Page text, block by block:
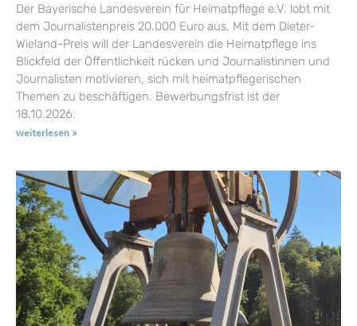
Der Bayerische Landesverein für Heimatpflege e.V. lobt mit
dem Journalistenpreis 20.000 Euro aus. Mit dem Dieter-
Wieland-Preis will der Landesverein die Heimatpflege ins
Blickfeld der Öffentlichkeit rücken und Journalistinnen und
Journalisten motivieren, sich mit heimatpflegerischen
Themen zu beschäftigen. Bewerbungsfrist ist der
18.10.2026.
weiterlesen »